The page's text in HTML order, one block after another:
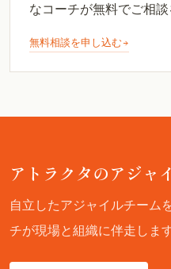
なコーチが無料でご相談
無料相談を申し込む
アトラクタのアジャ
自立したアジャイルチーム
チが現場と組織に伴走します